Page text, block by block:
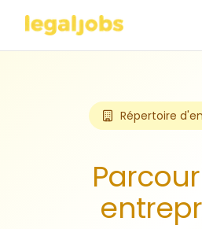
Répertoire